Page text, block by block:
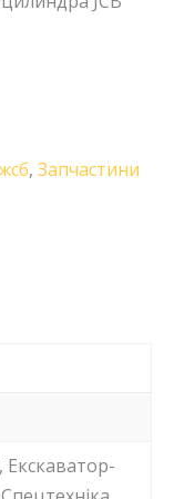
, Запчастини
Екскаватор-